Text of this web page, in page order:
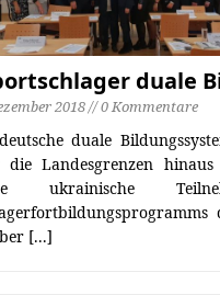
duale
2018 // 0 Kommentare
duale
die Landesgrenzen
ukrainische
[...]